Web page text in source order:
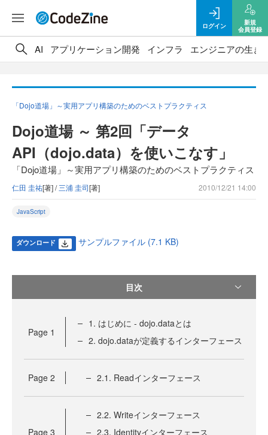
ログイン
新規
会員登録
AI アプリケーション開発 インフラ エンジニアの生き
「Dojo道場」～実用アプリ構築のためのベストプラクティス
Dojo道場 ～ 第2回「データ
API（dojo.data）を使いこなす」
「Dojo道場」～実用アプリ構築のためのベストプラクティス
仁田 圭祐[著] /三浦 圭司[著] 2010/12/21 14:00
JavaScript
ダウンロード サンプルファイル (7.1 KB)
目次
Page 1
1. はじめに - dojo.dataとは
2. dojo.dataが定義するインターフェース
Page 2 2.1. Readインターフェース
Page 3
2.2. Writeインターフェース
2.3. Identityインターフェース